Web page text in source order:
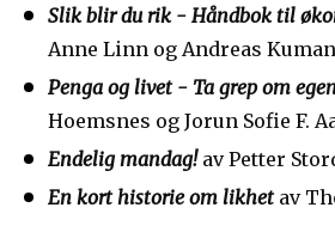
Slik blir du rik - Håndbok til
Anne Linn og Andreas
Penga og livet - Ta grep om
Hoemsnes og Jorun Sofie F.
Endelig mandag!av Petter
En kort historie om likhetav